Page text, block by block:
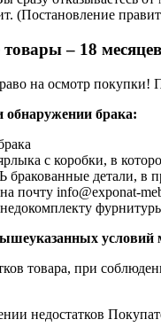
(Постановление
товары – 18 месяцев
на осмотр покупки!
брака:
с коробки, в
детали, в
почту info@exponat-
условий
товара, при
недостатков